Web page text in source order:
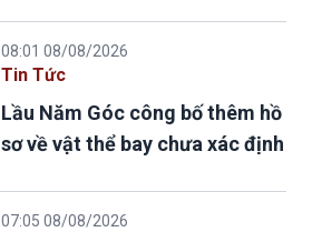
08:01 08/08/2026
Tin Tức
Lầu Năm Góc công bố thêm hồ
sơ về vật thể bay chưa xác định
07:05 08/08/2026